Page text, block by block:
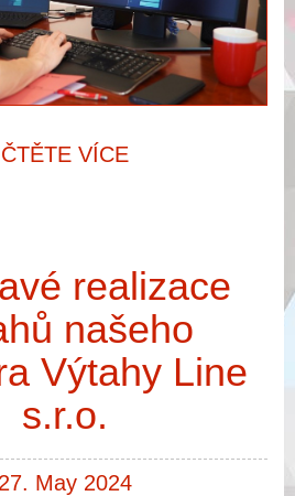
ČTĚTE VÍCE
realizace
našeho
Výtahy Line
s.r.o.
27. May 2024